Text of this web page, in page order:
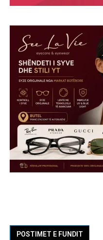
POSTIMET E FUNDIT